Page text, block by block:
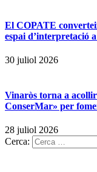
El COPATE
espai d’interpretació
30 juliol 2026
Vinaròs torna a
ConserMar» per
28 juliol 2026
Cerca: